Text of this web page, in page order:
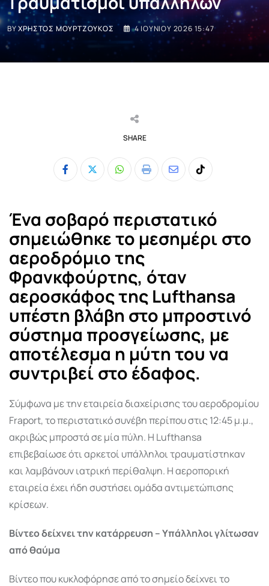
BYΧΡΉΣΤΟΣ ΜΟΥΡΤΖΟΎΚΟΣ 4 ΙΟΥΝΊΟΥ 2026 15:47
SHARE
Whatsapp
Print
ShareTiktok
Ένα σοβαρό περιστατικό
σημειώθηκε το μεσημέρι στο
αεροδρόμιο της
Φρανκφούρτης, όταν
αεροσκάφος της Lufthansa
υπέστη βλάβη στο μπροστινό
σύστημα προσγείωσης, με
αποτέλεσμα η μύτη του να
συντριβεί στο έδαφος.
Σύμφωνα με την εταιρεία διαχείρισης του αεροδρομίου
Fraport, το περιστατικό συνέβη περίπου στις 12:45 μ.μ.,
ακριβώς μπροστά σε μία πύλη. Η Lufthansa
επιβεβαίωσε ότι αρκετοί υπάλληλοι τραυματίστηκαν
και λαμβάνουν ιατρική περίθαλψη. Η αεροπορική
εταιρεία έχει ήδη συστήσει ομάδα αντιμετώπισης
κρίσεων.
Βίντεο δείχνει την κατάρρευση – Υπάλληλοι γλίτωσαν
από θαύμα
Βίντεο που κυκλοφόρησε από το σημείο δείχνει το